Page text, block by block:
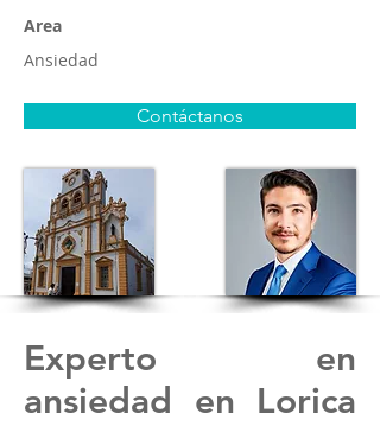
Area
Ansiedad
Contáctanos
Experto en
ansiedad en Lorica